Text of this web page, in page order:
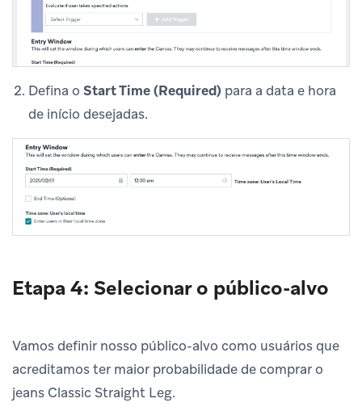
Defina o Start Time (Required) para a data e hora
de início desejadas.
Etapa 4: Selecionar o público-alvo
Vamos definir nosso público-alvo como usuários que
acreditamos ter maior probabilidade de comprar o
jeans Classic Straight Leg.